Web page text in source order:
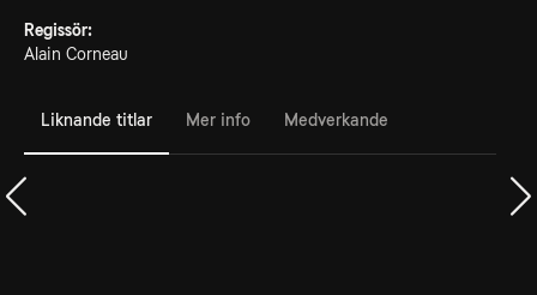
Regissör:
Alain Corneau
Liknande titlar Mer info Medverkande